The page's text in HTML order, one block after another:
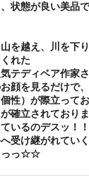
状態が良い美品
を越え、川を下
れた
テディベア作家
顔を見るだけで
性）が際立ってお
確立されており
いるのデスッ！！
受け継がれてい
っっ☆☆